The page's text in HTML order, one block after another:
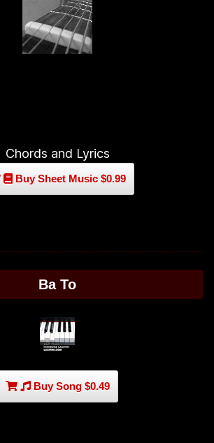
Chords and Lyrics
Buy Sheet Music $0.99
Ba To
Buy Song $0.49